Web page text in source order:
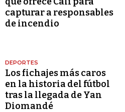
capturar a responsables
de incendio
DEPORTES
Los fichajes más caros
en la historia del fútbol
tras la llegada de Yan
Diomandé